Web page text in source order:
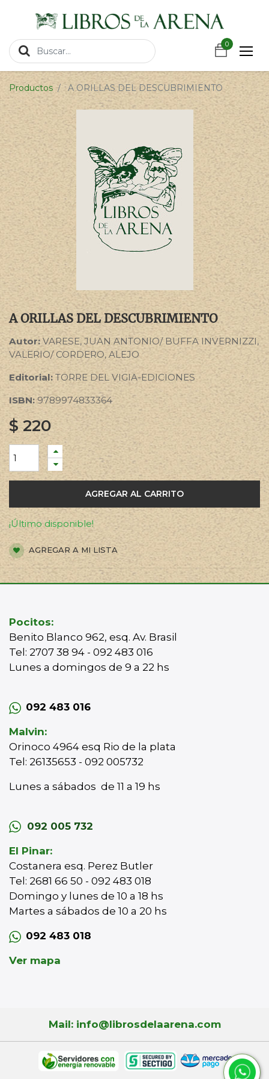
0
0
Productos A ORILLAS DEL DESCUBRIMIENTO
A ORILLAS DEL DESCUBRIMIENTO
Autor:VARESE, JUAN ANTONIO/ BUFFA INVERNIZZI,
VALERIO/ CORDERO, ALEJO
Editorial:TORRE DEL VIGIA-EDICIONES
ISBN:9789974833364
$220
AGREGAR AL CARRITO
¡Último disponible!
AGREGAR A MI LISTA
Pocitos:
Benito Blanco 962, esq. Av. Brasil
Tel: 2707 38 94 - 092 483 016
Lunes a domingos de 9 a 22 hs
092 483 016
Malvin:
Orinoco 4964 esq Rio de la plata
Tel: 26135653 - 092 005732
Lunes a sábados de 11 a 19 hs
092 005 732
El Pinar:
Costanera esq. Perez Butler
Tel: 2681 66 50 - 092 483 018
Domingo y lunes de 10 a 18 hs
Martes a sábados de 10 a 20 hs
092 483 018
Ver mapa
Mail: info@librosdelaarena.com